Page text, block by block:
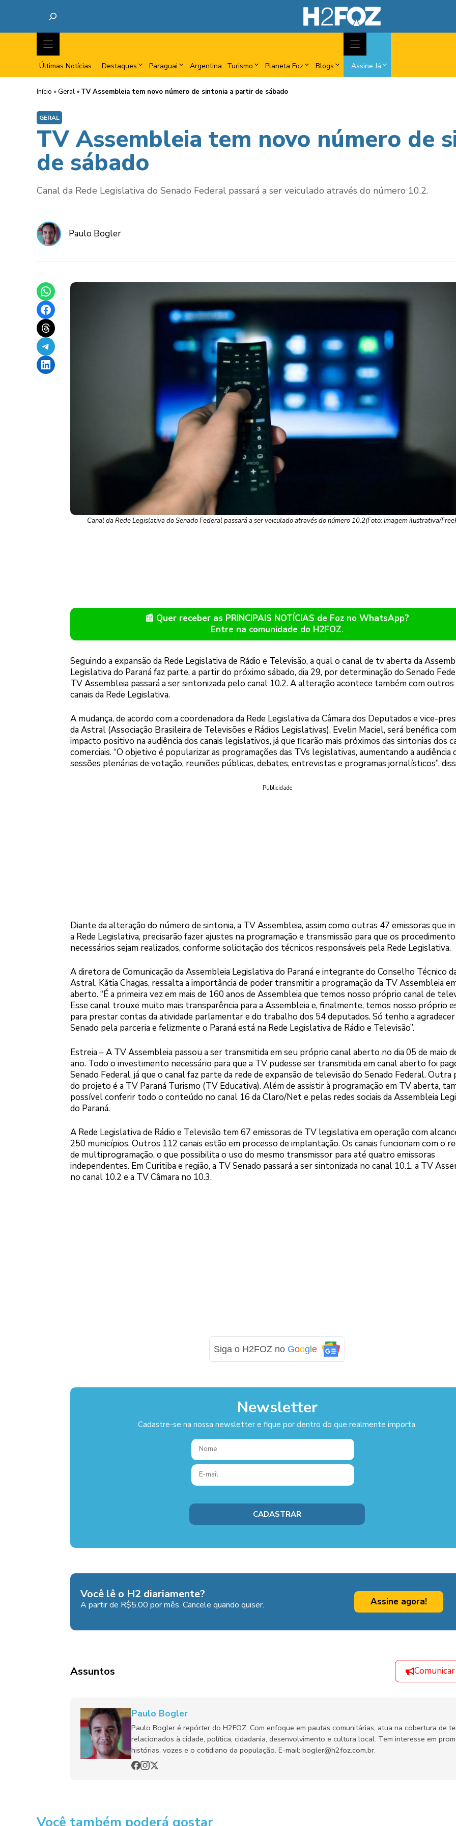
Últimas Notícias Destaques Paraguai Argentina Turismo Planeta Foz Blogs Assine Já
Início » Geral » TV Assembleia tem novo número de sintonia a partir de sábado
GERAL
TV Assembleia tem novo número de
de sábado
Canal da Rede Legislativa do Senado Federal passará a ser veiculado através do número 10.2.
Paulo Bogler
Share on WhatsApp
Share on Facebook
Share on Threads
Share on Telegram
Share on LinkedIn
Canal da Rede Legislativa do Senado Federal passará a ser veiculado através do número 10.2(Foto: Imagem ilustrativa/
📰 Quer receber as PRINCIPAIS NOTÍCIAS de Foz no WhatsApp?
Entre na comunidade do H2FOZ.
Seguindo a expansão da Rede Legislativa de Rádio e Televisão, a qual o canal de tv aberta da
Legislativa do Paraná faz parte, a partir do próximo sábado, dia 29, por determinação do Senado
TV Assembleia passará a ser sintonizada pelo canal 10.2. A alteração acontece também com outros
canais da Rede Legislativa.
A mudança, de acordo com a coordenadora da Rede Legislativa da Câmara dos Deputados e vice-
da Astral (Associação Brasileira de Televisões e Rádios Legislativas), Evelin Maciel, será benéfica com
impacto positivo na audiência dos canais legislativos, já que ficarão mais próximos das sintonias dos
comerciais. “O objetivo é popularizar as programações das TVs legislativas, aumentando a audiência
sessões plenárias de votação, reuniões públicas, debates, entrevistas e programas jornalísticos”,
Publicidade
Diante da alteração do número de sintonia, a TV Assembleia, assim como outras 47 emissoras que
a Rede Legislativa, precisarão fazer ajustes na programação e transmissão para que os
necessários sejam realizados, conforme solicitação dos técnicos responsáveis pela Rede Legislativa.
A diretora de Comunicação da Assembleia Legislativa do Paraná e integrante do Conselho Técnico
Astral, Kátia Chagas, ressalta a importância de poder transmitir a programação da TV Assembleia
aberto. “É a primeira vez em mais de 160 anos de Assembleia que temos nosso próprio canal de
Esse canal trouxe muito mais transparência para a Assembleia e, finalmente, temos nosso próprio
para prestar contas da atividade parlamentar e do trabalho dos 54 deputados. Só tenho a agradecer
Senado pela parceria e felizmente o Paraná está na Rede Legislativa de Rádio e Televisão”.
Estreia – A TV Assembleia passou a ser transmitida em seu próprio canal aberto no dia 05 de maio
ano. Todo o investimento necessário para que a TV pudesse ser transmitida em canal aberto foi
Senado Federal, já que o canal faz parte da rede de expansão de televisão do Senado Federal. Outra
do projeto é a TV Paraná Turismo (TV Educativa). Além de assistir à programação em TV aberta,
possível conferir todo o conteúdo no canal 16 da Claro/Net e pelas redes sociais da Assembleia
do Paraná.
A Rede Legislativa de Rádio e Televisão tem 67 emissoras de TV legislativa em operação com
250 municípios. Outros 112 canais estão em processo de implantação. Os canais funcionam com o
de multiprogramação, o que possibilita o uso do mesmo transmissor para até quatro emissoras
independentes. Em Curitiba e região, a TV Senado passará a ser sintonizada no canal 10.1, a TV
no canal 10.2 e a TV Câmara no 10.3.
Siga o H2FOZ no Goog le
Newsletter
Cadastre-se na nossa newsletter e fique por dentro do que realmente importa.
Você lê o H2 diariamente?
A partir de R$5,00 por mês. Cancele quando quiser. Assine agora!
Assuntos
Paulo Bogler
Paulo Bogler é repórter do H2FOZ. Com enfoque em pautas comunitárias, atua na cobertura de
relacionados à cidade, política, cidadania, desenvolvimento e cultura local. Tem interesse em
histórias, vozes e o cotidiano da população. E-mail: bogler@h2foz.com.br.
Você também poderá gostar